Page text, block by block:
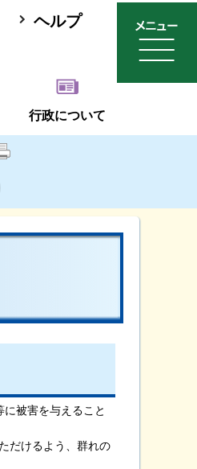
ヘルプ
行政について
被害を与えること
だけるよう、群れの